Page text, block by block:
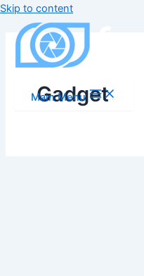
Skip to content
Main Menu
Gadget